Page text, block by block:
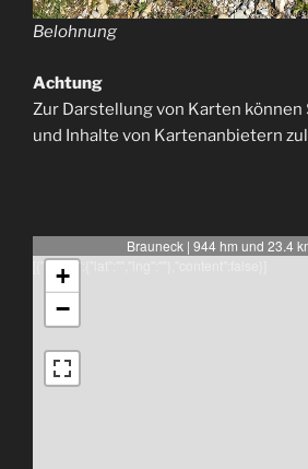
Belohnung
Achtung
Zur Darstellung von Karten können
und Inhalte von Kartenanbietern
Brauneck | 944 hm und 23.4
[{"latlng":{"lat":"","lng":""},"content":false}]
+
−